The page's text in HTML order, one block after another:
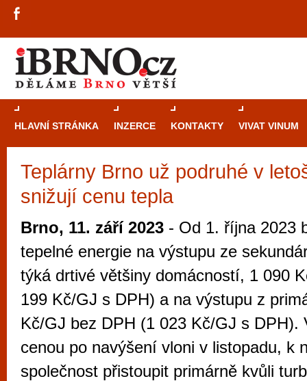
HLAVNÍ STRÁNKA INZERCE KONTAKTY VIVAT VINUM
Teplárny Brno už podruhé v
snižují cenu tepla
Brno, 11. září 2023 - Od 1. října 2023
tepelné energie na výstupu ze
týká drtivé většiny domácností, 1 090
199 Kč/GJ s DPH) a na výstupu z
Kč/GJ bez DPH (1 023 Kč/GJ s DPH).
cenou po navýšení vloni v listopadu, k
společnost přistoupit primárně kvůli
Průvodce
Brno je
zajímavé
restaurace,
Mimo jiné je ale také místem, kde si
vyzkoušet různé kasinové hry. V
metropoli naleznete širokou nabídku her
po moderní automaty jak pro pravidelné
příležitostné hráče. V...